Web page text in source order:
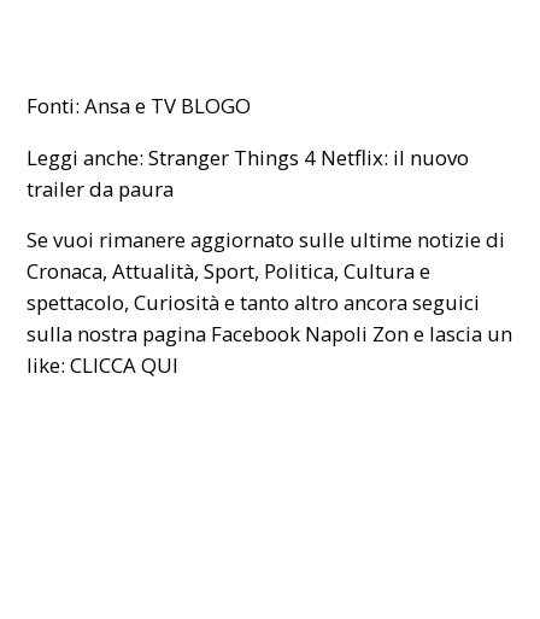
Fonti: Ansa e TV BLOGO
Leggi anche:Stranger Things 4 Netflix: il nuovo
trailer da paura
Se vuoi rimanere aggiornato sulle ultime notizie di
Cronaca, Attualità, Sport, Politica, Cultura e
spettacolo, Curiosità e tanto altro ancora seguici
sulla nostra pagina Facebook Napoli Zon e lascia un
like:CLICCA QUI